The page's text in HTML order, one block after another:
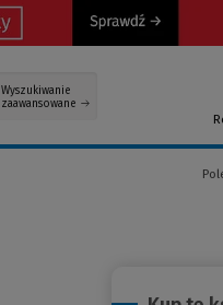
Wyszukiwanie
zaawansowane